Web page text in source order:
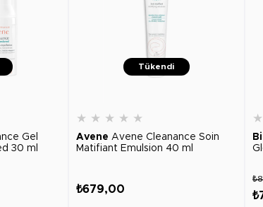
Gel
30 ml
Tükendi
★ ★ ★ ★ ★
Avene Avene Cleanance Soin
Matifiant Emulsion 40 ml
₺679,00
★